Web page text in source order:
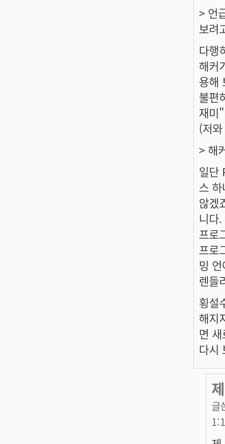
> 언
보려
다행
해커
용해
불편
재미
(저
> 해
일단
스
않겠
니다
프로
프로
밍
렌들
횡설
해지
면
다시
글